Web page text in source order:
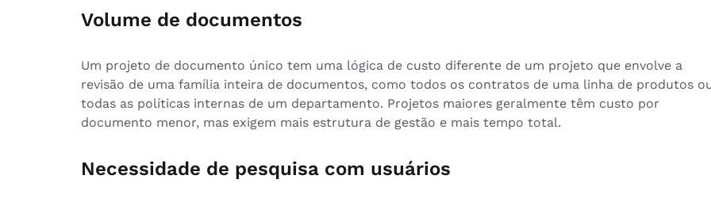
Volume de documentos
Um projeto de documento único tem uma lógica de custo diferente de um projeto que envolve a
revisão de uma família inteira de documentos, como todos os contratos de uma linha de produtos
todas as políticas internas de um departamento. Projetos maiores geralmente têm custo por
documento menor, mas exigem mais estrutura de gestão e mais tempo total.
Necessidade de pesquisa com usuários